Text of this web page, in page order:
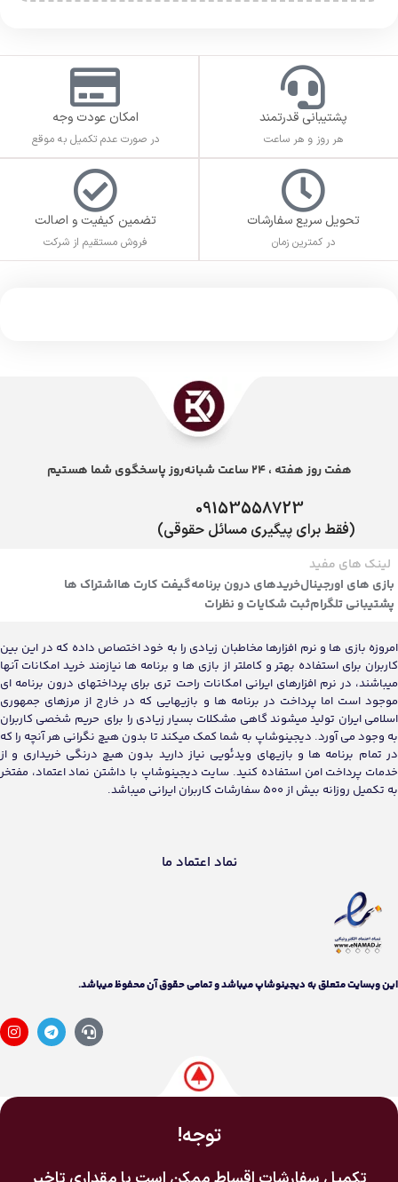
پشتیبانی قدرتمند
هر روز و هر ساعت
امکان عودت وجه
در صورت عدم تکمیل به موقع
تحویل سریع سفارشات
در کمترین زمان
تضمین کیفیت و اصالت
فروش مستقیم از شرکت
هفت روز هفته ، 24 ساعت شبانه‌روز پاسخگوی شما هستیم
09153558723
(فقط برای پیگیری مسائل حقوقی)
لینک های مفید
بازی های اورجینالخریدهای درون برنامهگیفت کارت هااشتراک ها
پشتیبانی تلگرامثبت شکایات و نظرات
امروزه بازی ها و نرم افزارها مخاطبان زیادی را به خود اختصاص داده که در این بین
کاربران برای استفاده بهتر و کاملتر از بازی ها و برنامه ها نیازمند خرید امکانات آنها
میباشند، در نرم افزارهای ایرانی امکانات راحت تری برای پرداختهای درون برنامه ای
موجود است اما پرداخت در برنامه ها و بازیهایی که در خارج از مرزهای جمهوری
اسلامی ایران تولید میشوند گاهی مشکلات بسیار زیادی را برای حریم شخصی کاربران
به وجود می آورد. دیجینوشاپ به شما کمک میکند تا بدون هیچ نگرانی هر آنچه را که
در تمام برنامه ها و بازیهای ویدئویی نیاز دارید بدون هیچ درنگی خریداری و از
خدمات پرداخت امن استفاده کنید. سایت دیجینوشاپ با داشتن نماد اعتماد، مفتخر
به تکمیل روزانه بیش از 500 سفارشات کاربران ایرانی میباشد.
نماد اعتماد ما
اين وبسايت متعلق به دیجینوشاپ ميباشد و تمامی حقوق آن محفوظ ميباشد.
توجه!